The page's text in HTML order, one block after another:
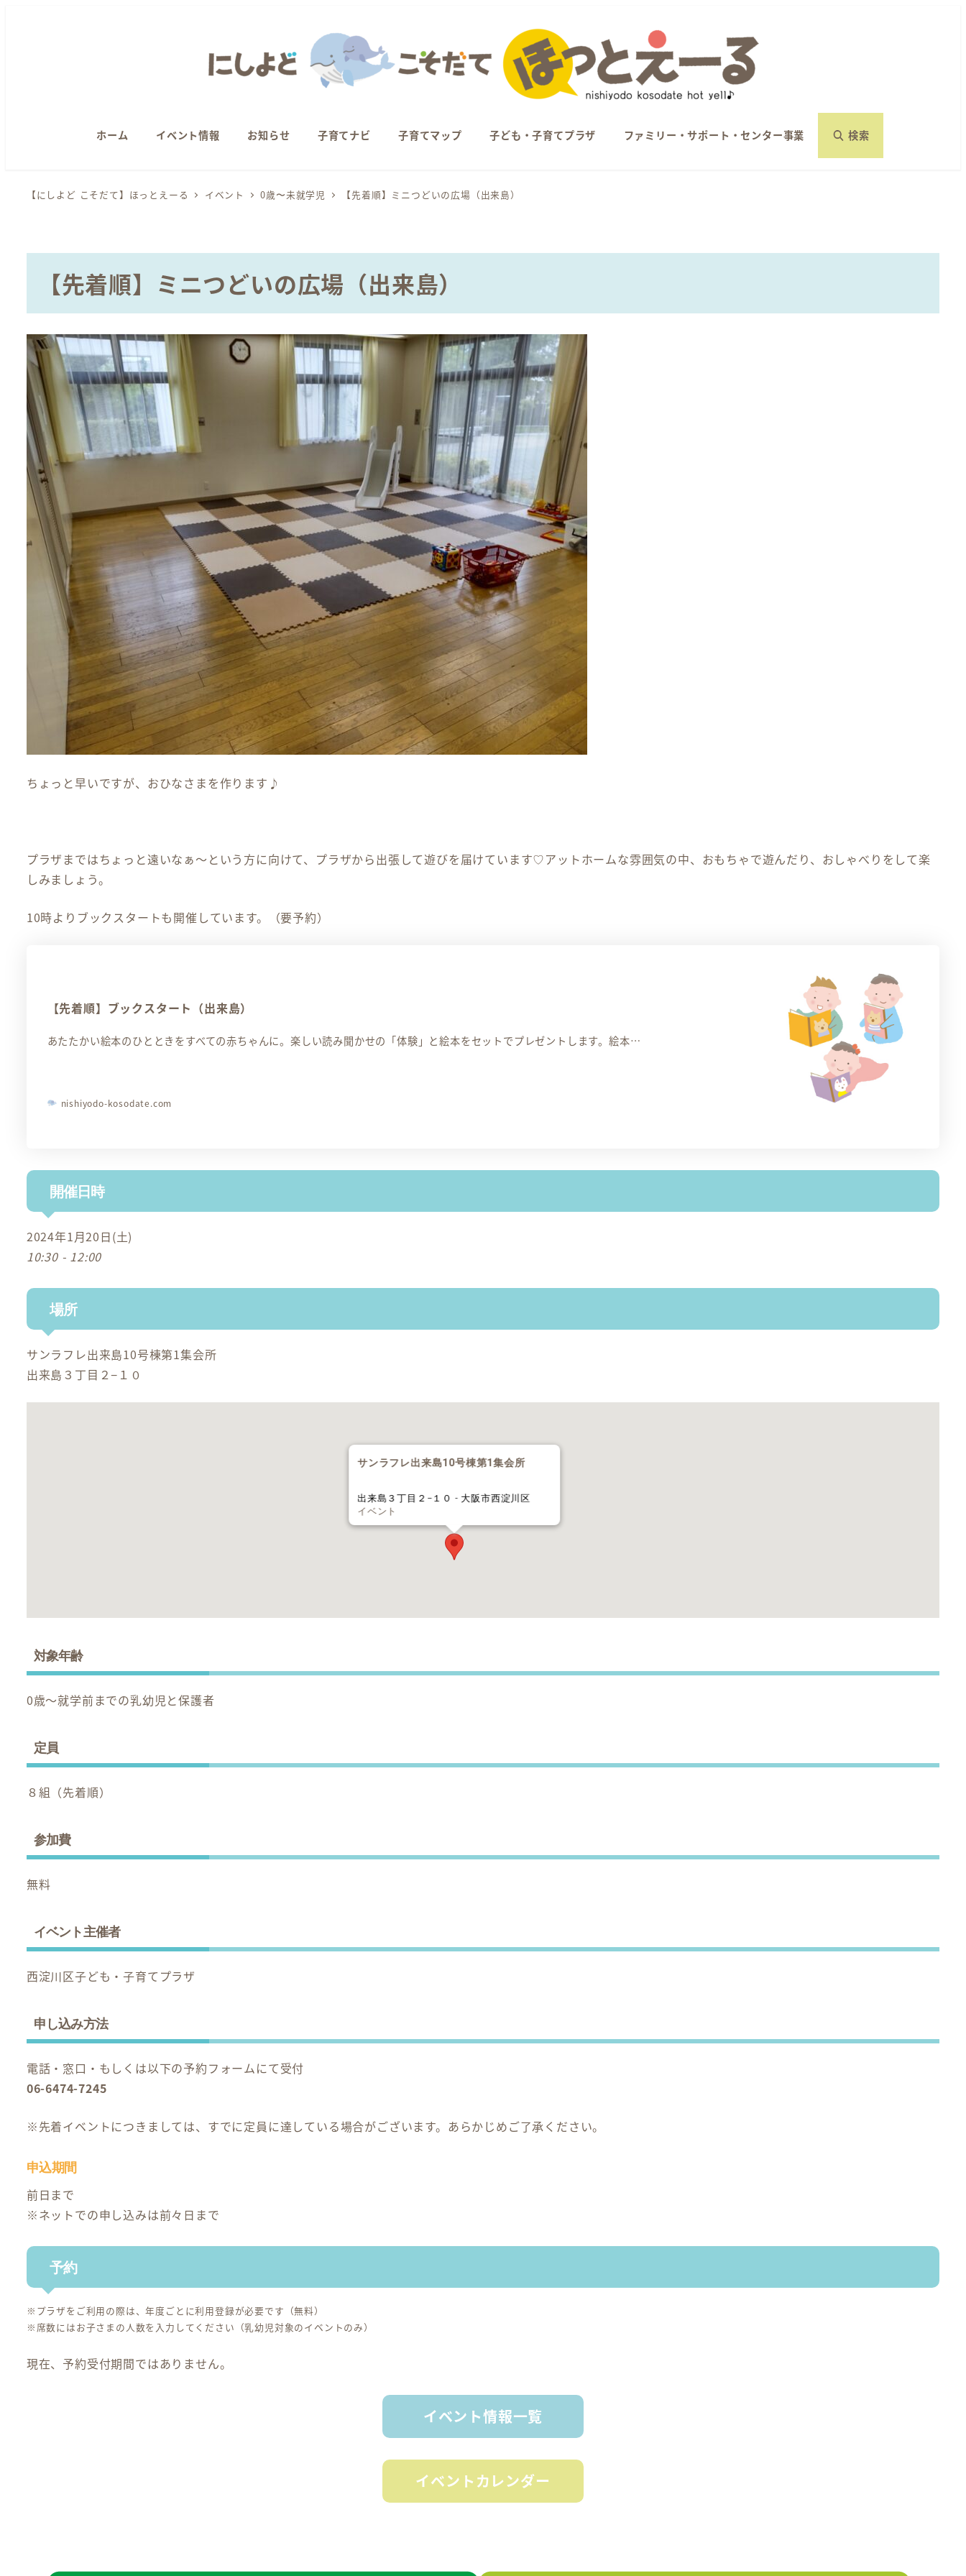
ホーム イベント情報 お知らせ 子育てナビ 子育てマップ 子ども・子育てプラザ ファミリー・サポート・センター事業 検索
【にしよど こそだて】ほっとえーる イベント 0歳〜未就学児 【先着順】ミニつどいの広場（出来島）
【先着順】ミニつどいの広場（出来島）
ちょっと早いですが、おひなさまを作ります♪
プラザまではちょっと遠いなぁ～という方に向けて、プラザから出張して遊びを届けています♡アットホームな雰囲気の中、おもちゃで遊んだり、おしゃべりをして楽
しみましょう。
10時よりブックスタートも開催しています。（要予約）
【先着順】ブックスタート（出来島）
あたたかい絵本のひとときをすべての赤ちゃんに。楽しい読み聞かせの「体験」と絵本をセットでプレゼントします。絵本…
nishiyodo-kosodate.com
開催日時
2024年1月20日(土)
10:30 - 12:00
場所
サンラフレ出来島10号棟第1集会所
出来島３丁目２−１０
サンラフレ出来島10号棟第1集会所
出来島３丁目２−１０ - 大阪市西淀川区
イベント
対象年齢
0歳～就学前までの乳幼児と保護者
定員
８組（先着順）
参加費
無料
イベント主催者
西淀川区子ども・子育てプラザ
申し込み方法
電話・窓口・もしくは以下の予約フォームにて受付
06-6474-7245
※先着イベントにつきましては、すでに定員に達している場合がございます。あらかじめご了承ください。
申込期間
前日まで
※ネットでの申し込みは前々日まで
予約
※プラザをご利用の際は、年度ごとに利用登録が必要です（無料）
※席数にはお子さまの人数を入力してください（乳幼児対象のイベントのみ）
現在、予約受付期間ではありません。
イベント情報一覧
イベントカレンダー